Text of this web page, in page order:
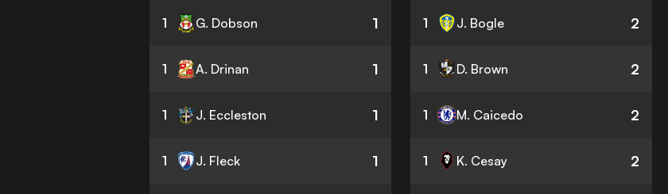
1 G. Dobson 1
1 A. Drinan 1
1 J. Eccleston 1
1 J. Fleck 1
1 J. Bogle 2
1 D. Brown 2
1 M. Caicedo 2
1 K. Cesay 2